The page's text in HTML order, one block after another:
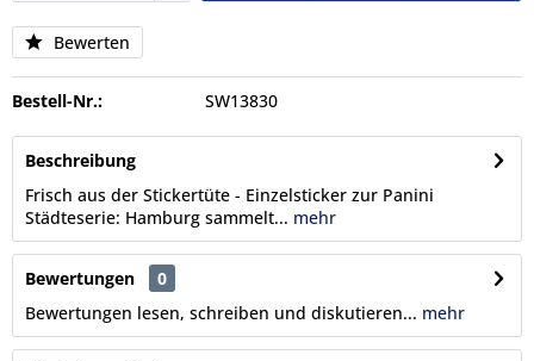
Bewerten
Bestell-Nr.: SW13830
Beschreibung
Frisch aus der Stickertüte - Einzelsticker zur Panini
Städteserie: Hamburg sammelt... mehr
Bewertungen
0
Bewertungen lesen, schreiben und diskutieren... mehr